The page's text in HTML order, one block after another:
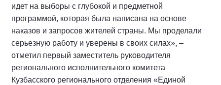
идет на выборы с глубокой и предметной
программой, которая была написана на основе
наказов и запросов жителей страны. Мы проделали
серьезную работу и уверены в своих силах», –
отметил первый заместитель руководителя
регионального исполнительного комитета
Кузбасского регионального отделения «Единой